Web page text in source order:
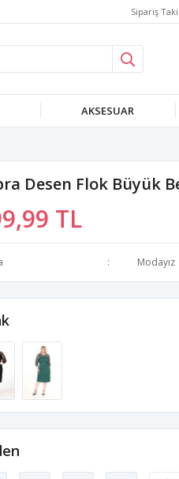
Sipariş
AKSESUAR
Desen Flok Büyük
TL
Modayız